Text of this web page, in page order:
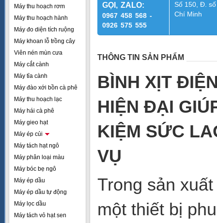
Máy thu hoạch rơm
Máy thu hoạch hành
Máy đo diện tích ruộng
Máy khoan lỗ trồng cây
Viên nén mùn cưa
Máy cắt cành
Máy tỉa cành
Máy đào xới bồn cà phê
Máy thu hoạch lạc
Máy hái cà phê
Máy gieo hạt
Máy ép củi
Máy tách hạt ngô
Máy phân loại màu
Máy bóc bẹ ngô
Máy ép dầu
Máy ép dầu tự động
Máy lọc dầu
Máy tách vỏ hạt sen
GỌI, ZALO:
0967 458 568 -
0926 575 555
Số 150, Đ.
Chí Minh
THÔNG TIN SẢN PHẨM
BÌNH XỊT
HIỆN ĐẠI
KIỆM SỨC
VỤ
Trong sản
một thiết bị